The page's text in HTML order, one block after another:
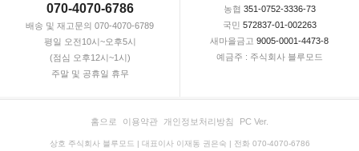
070-4070-6786
배송 및 재고문의 070-4070-6789
평일 오전10시~오후5시
(점심 오후12시~1시)
주말 및 공휴일 휴무
농협 351-0752-3336-73
국민 572837-01-002263
새마을금고 9005-0001-4473-8
예금주 : 주식회사 블루모드
홈으로 이용약관 개인정보처리방침 PC Ver.
상호 주식회사 블루모드 | 대표이사 이재동 권은숙 | 전화 070-4070-6786